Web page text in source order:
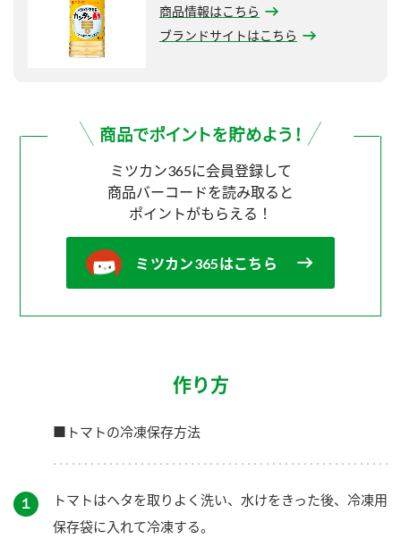
商品情報はこちら
ブランドサイトはこちら
ミツカン365に会員登録して
商品バーコードを読み取ると
ポイントがもらえる！
ミツカン365はこちら
作り方
■トマトの冷凍保存方法
１
トマトはヘタを取りよく洗い、水けをきった後、冷凍用
保存袋に入れて冷凍する。